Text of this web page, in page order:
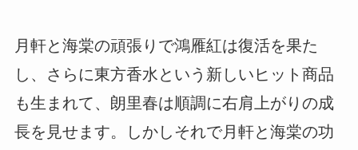
月軒と海棠の頑張りで鴻雁紅は復活を果た
し、さらに東方香水という新しいヒット商品
も生まれて、朗里春は順調に右肩上がりの成
長を見せます。しかしそれで月軒と海棠の功